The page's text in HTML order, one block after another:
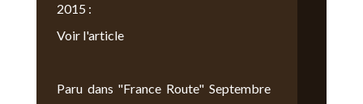
2015 :
Voir l'article
Paru dans "France Route" Septembre